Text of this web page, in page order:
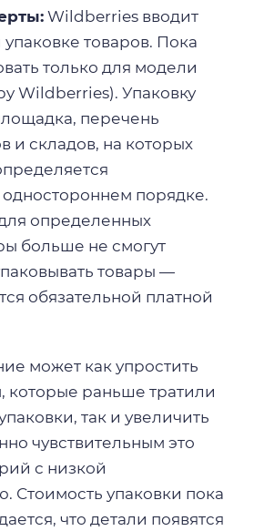
Wildberries вводит
упаковке товаров. Пока
только для модели
Wildberries). Упаковку
перечень
и складов, на которых
порядке.
определенных
больше не смогут
товары —
обязательной платной
может как упростить
которые раньше тратили
так и увеличить
чувствительным это
с низкой
Стоимость упаковки пока
что детали появятся